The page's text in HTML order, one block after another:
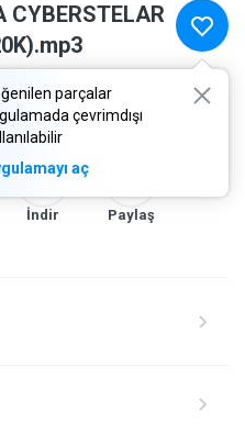
parçalar
çevrimdışı
aç
CYBERSTELAR
montagem bruxaria cyberstelar (dj l7 da zn)
İndir Paylaş